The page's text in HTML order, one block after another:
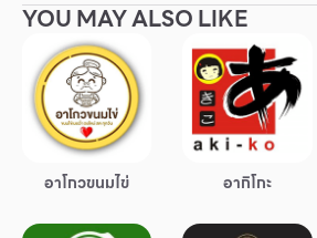
Service
Superstores
สมาชิก F-MEMBER
กิจกรรมและโปรโมชั่น
ข้อเสนอพิเศษ
YOU MAY ALSO LIKE
อาโกวขนมไข่ อากิโกะ